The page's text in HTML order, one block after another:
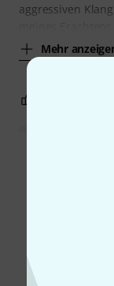
aggressiven
Mehr